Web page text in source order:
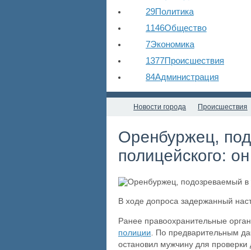
29Политика
1146Общество
7Экономика
1377Происшествия
84Администрация
Новости города Происшествия
Оренбуржец,
полицейского:
В ходе допроса задержанный
Ранее правоохранительные
полиции . По предварительным
остановил мужчину для проверки